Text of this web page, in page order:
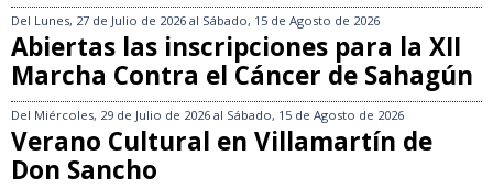
Del Lunes, 27 de Julio de 2026 al Sábado, 15 de Agosto de 2026
Abiertas las inscripciones para la XII
Marcha Contra el Cáncer de Sahagún
Del Miércoles, 29 de Julio de 2026 al Sábado, 15 de Agosto de 2026
Verano Cultural en Villamartín de
Don Sancho